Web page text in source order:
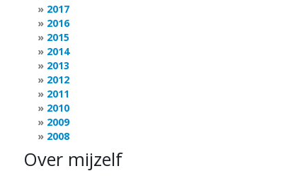
2017
2016
2015
2014
2013
2012
2011
2010
2009
2008
Over mijzelf